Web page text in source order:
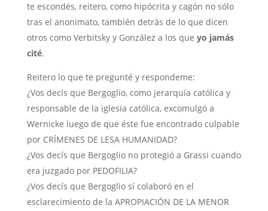
te escondés, reitero, como hipócrita y cagón no sólo
tras el anonimato, también detrás de lo que dicen
otros como Verbitsky y González a los que yo jamás
cité.
Reitero lo que te pregunté y respondeme:
¿Vos decís que Bergoglio, como jerarquía católica y
responsable de la iglesia católica, excomulgó a
Wernicke luego de que éste fue encontrado culpable
por CRÍMENES DE LESA HUMANIDAD?
¿Vos decís que Bergoglio no protegió a Grassi cuando
era juzgado por PEDOFILIA?
¿Vos decís que Bergoglio sí colaboró en el
esclarecimiento de la APROPIACIÓN DE LA MENOR